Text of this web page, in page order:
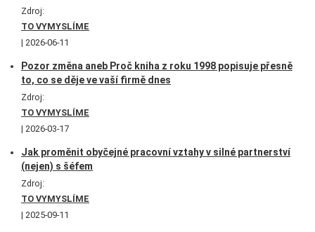
Zdroj:
TO VYMYSLÍME
2026-06-11
Pozor změna aneb Proč kniha z roku 1998 popisuje přesně
to, co se děje ve vaší firmě dnes
Zdroj:
TO VYMYSLÍME
2026-03-17
Jak proměnit obyčejné pracovní vztahy v silné partnerství
(nejen) s šéfem
Zdroj:
TO VYMYSLÍME
2025-09-11